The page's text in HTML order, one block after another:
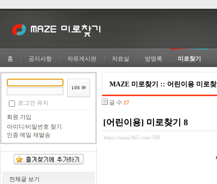
홈 공지사항 자유게시판 자료실 방명록 미로찾기
로그인 유지
회원 가입
아이디/비밀번호 찾기
인증 메일 재발송
전체글 보기
MAZE 미로찾기 :: 어린이용 미로
글 수 27
[어린이용] 미로찾기 8
https://maze365.com/760